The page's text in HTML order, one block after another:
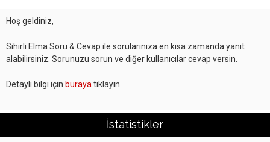
Hoş geldiniz,
Sihirli Elma Soru & Cevap ile sorularınıza en kısa zamanda yanıt
alabilirsiniz. Sorunuzu sorun ve diğer kullanıcılar cevap versin.
Detaylı bilgi için buraya tıklayın.
İstatistikler